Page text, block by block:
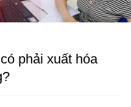
phải xuất hóa